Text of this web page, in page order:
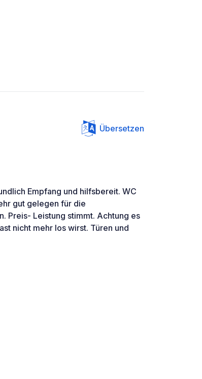
Übersetzen
Empfang und hilfsbereit. WC
gut gelegen für die
Preis- Leistung stimmt. Achtung es
nicht mehr los wirst. Türen und